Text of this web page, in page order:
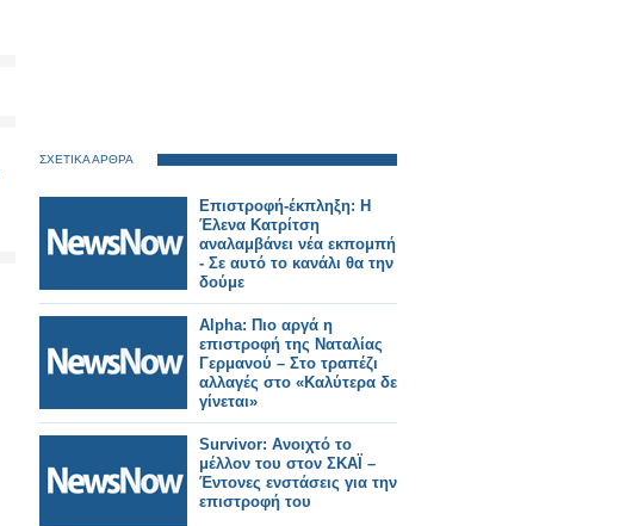
ΣΧΕΤΙΚΑ ΑΡΘΡΑ
Επιστροφή-έκπληξη: Η
Έλενα Κατρίτση
αναλαμβάνει νέα εκπομπή
- Σε αυτό το κανάλι θα την
δούμε
Alpha: Πιο αργά η
επιστροφή της Ναταλίας
Γερμανού – Στο τραπέζι
αλλαγές στο «Καλύτερα δε
γίνεται»
Survivor: Ανοιχτό το
μέλλον του στον ΣΚΑΪ –
Έντονες ενστάσεις για την
επιστροφή του